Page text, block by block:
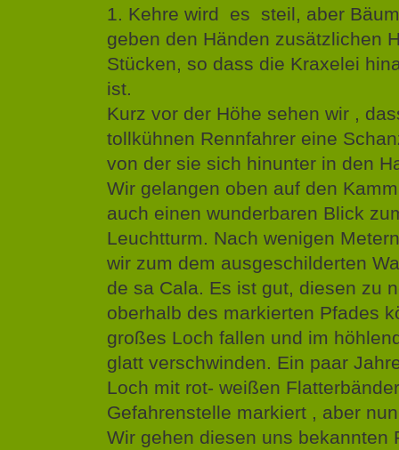
1. Kehre wird es steil, aber
geben den Händen zusätzlichen
Stücken, so dass die Kraxelei
ist.
Kurz vor der Höhe sehen wir ,
tollkühnen Rennfahrer eine
von der sie sich hinunter in den
Wir gelangen oben auf den
auch einen wunderbaren Blick
Leuchtturm. Nach wenigen
wir zum dem ausgeschilderten
de sa Cala. Es ist gut, diesen zu
oberhalb des markierten Pfades
großes Loch fallen und im
glatt verschwinden. Ein paar
Loch mit rot- weißen
Gefahrenstelle markiert , aber
Wir gehen diesen uns bekannten